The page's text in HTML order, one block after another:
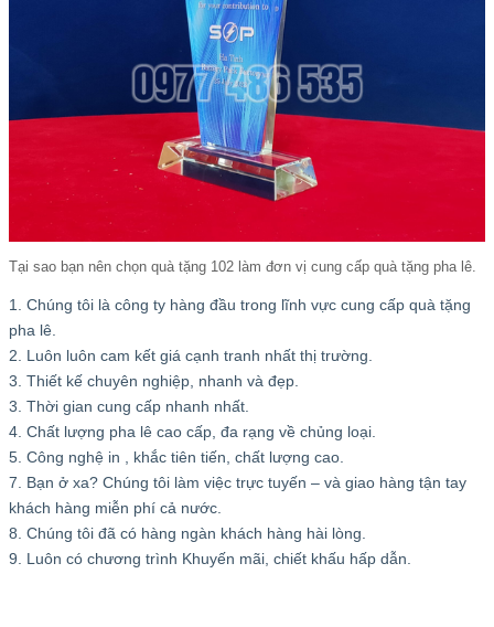
Tại sao bạn nên chọn quà tặng 102 làm đơn vị cung cấp quà tặng pha lê.
1. Chúng tôi là công ty hàng đầu trong lĩnh vực cung cấp quà tặng
pha lê.
2. Luôn luôn cam kết giá cạnh tranh nhất thị trường.
3. Thiết kế chuyên nghiệp, nhanh và đẹp.
3. Thời gian cung cấp nhanh nhất.
4. Chất lượng pha lê cao cấp, đa rạng về chủng loại.
5. Công nghệ in , khắc tiên tiến, chất lượng cao.
7. Bạn ở xa? Chúng tôi làm việc trực tuyến – và giao hàng tận tay
khách hàng miễn phí cả nước.
8. Chúng tôi đã có hàng ngàn khách hàng hài lòng.
9. Luôn có chương trình Khuyến mãi, chiết khấu hấp dẫn.